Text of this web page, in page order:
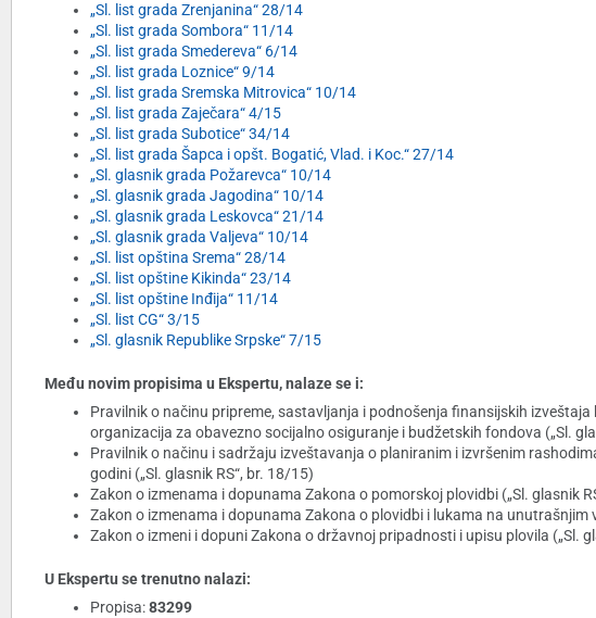
„Sl. list grada Zrenjanina“ 28/14
„Sl. list grada Sombora“ 11/14
„Sl. list grada Smedereva“ 6/14
„Sl. list grada Loznice“ 9/14
„Sl. list grada Sremska Mitrovica“ 10/14
„Sl. list grada Zaječara“ 4/15
„Sl. list grada Subotice“ 34/14
„Sl. list grada Šapca i opšt. Bogatić, Vlad. i Koc.“ 27/14
„Sl. glasnik grada Požarevca“ 10/14
„Sl. glasnik grada Jagodina“ 10/14
„Sl. glasnik grada Leskovca“ 21/14
„Sl. glasnik grada Valjeva“ 10/14
„Sl. list opština Srema“ 28/14
„Sl. list opštine Kikinda“ 23/14
„Sl. list opštine Inđija“ 11/14
„Sl. list CG“ 3/15
„Sl. glasnik Republike Srpske“ 7/15
Među novim propisima u Ekspertu, nalaze se i:
Pravilnik o načinu pripreme, sastavljanja i podnošenja finansijskih
organizacija za obavezno socijalno osiguranje i budžetskih fondova („Sl.
Pravilnik o načinu i sadržaju izveštavanja o planiranim i izvršenim
godini („Sl. glasnik RS“, br. 18/15)
Zakon o izmenama i dopunama Zakona o pomorskoj plovidbi („Sl. glasnik
Zakon o izmenama i dopunama Zakona o plovidbi i lukama na unutrašnjim
Zakon o izmeni i dopuni Zakona o državnoj pripadnosti i upisu plovila („Sl.
U Ekspertu se trenutno nalazi:
Propisa:83299